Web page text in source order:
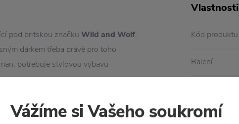
pod britskou značku Wild and Wolf,
dárkem třeba právě pro toho
potřebuje stylovou výbavu
pokožku.
Vlastnosti
Kód produktu
Balení
Vážíme si Vašeho soukromí